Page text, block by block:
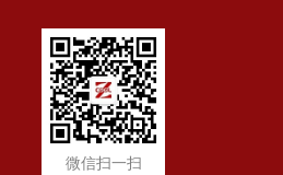
微信扫一扫